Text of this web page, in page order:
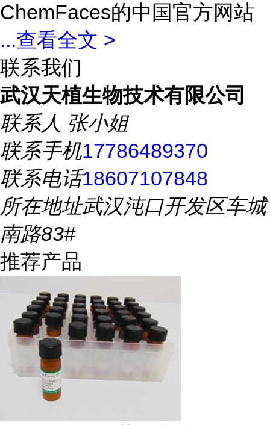
ChemFaces的中国官方网站
...查看全文 >
联系我们
武汉天植生物技术有限公司
联系人 张小姐
联系手机17786489370
联系电话18607107848
所在地址武汉沌口开发区车城
南路83#
推荐产品